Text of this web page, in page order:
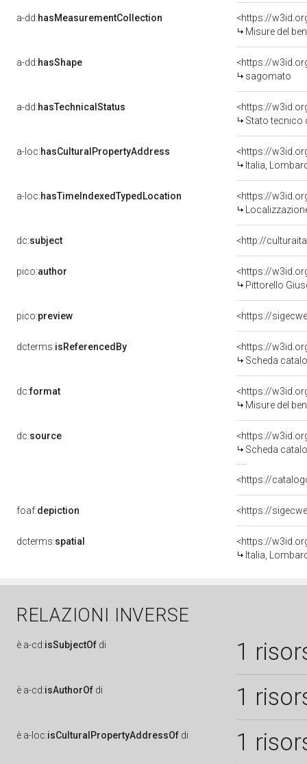
a-dd:hasMeasurementCollection
<https://
Misure del
a-dd:hasShape
<https://
sagomato
a-dd:hasTechnicalStatus
<https://
Stato tecnico
a-loc:hasCulturalPropertyAddress
<https://
Italia,
a-loc:hasTimeIndexedTypedLocation
<https://
dc:subject <http://
pico:author
<https://
Pittorello
pico:preview <https://
dcterms:isReferencedBy
<https://
Scheda
dc:format
<https://
Misure del
dc:source
<https://
Scheda
<https://
foaf:depiction <https://
dcterms:spatial
<https://
Italia,
RELAZIONI INVERSE
è a-cd:isSubjectOf di 1
è a-cd:isAuthorOf di 1
è a-loc:isCulturalPropertyAddressOf di 1